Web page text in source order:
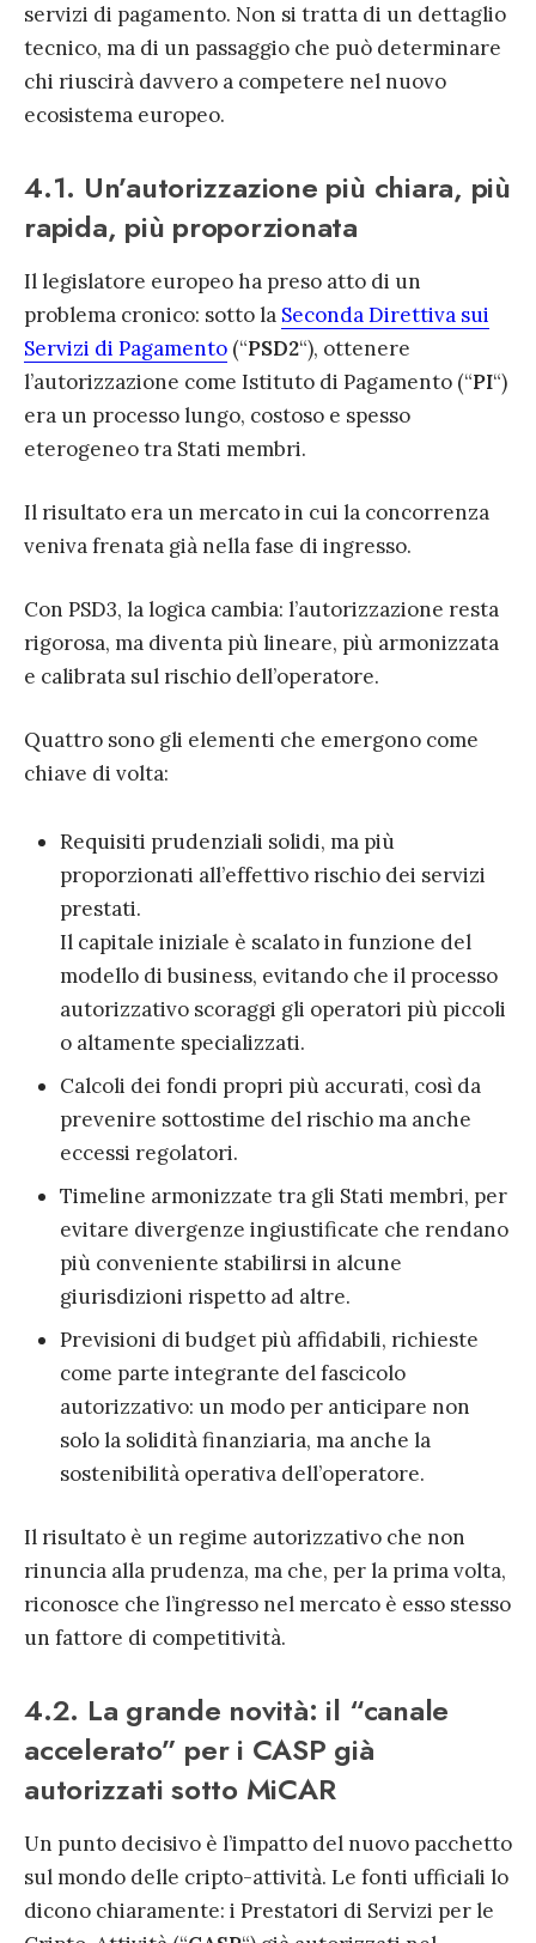
servizi di pagamento. Non si tratta di un dettaglio
tecnico, ma di un passaggio che può determinare
chi riuscirà davvero a competere nel nuovo
ecosistema europeo.
4.1. Un’autorizzazione più chiara, più
rapida, più proporzionata
Il legislatore europeo ha preso atto di un
problema cronico: sotto la Seconda Direttiva sui
Servizi di Pagamento (“PSD2“), ottenere
l’autorizzazione come Istituto di Pagamento (“PI“)
era un processo lungo, costoso e spesso
eterogeneo tra Stati membri.
Il risultato era un mercato in cui la concorrenza
veniva frenata già nella fase di ingresso.
Con PSD3, la logica cambia: l’autorizzazione resta
rigorosa, ma diventa più lineare, più armonizzata
e calibrata sul rischio dell’operatore.
Quattro sono gli elementi che emergono come
chiave di volta:
Requisiti prudenziali solidi, ma più
proporzionati all’effettivo rischio dei servizi
prestati.
Il capitale iniziale è scalato in funzione del
modello di business, evitando che il processo
autorizzativo scoraggi gli operatori più piccoli
o altamente specializzati.
Calcoli dei fondi propri più accurati, così da
prevenire sottostime del rischio ma anche
eccessi regolatori.
Timeline armonizzate tra gli Stati membri, per
evitare divergenze ingiustificate che rendano
più conveniente stabilirsi in alcune
giurisdizioni rispetto ad altre.
Previsioni di budget più affidabili, richieste
come parte integrante del fascicolo
autorizzativo: un modo per anticipare non
solo la solidità finanziaria, ma anche la
sostenibilità operativa dell’operatore.
Il risultato è un regime autorizzativo che non
rinuncia alla prudenza, ma che, per la prima volta,
riconosce che l’ingresso nel mercato è esso stesso
un fattore di competitività.
4.2. La grande novità: il “canale
accelerato” per i CASP già
autorizzati sotto MiCAR
Un punto decisivo è l’impatto del nuovo pacchetto
sul mondo delle cripto-attività. Le fonti ufficiali lo
dicono chiaramente: i Prestatori di Servizi per le